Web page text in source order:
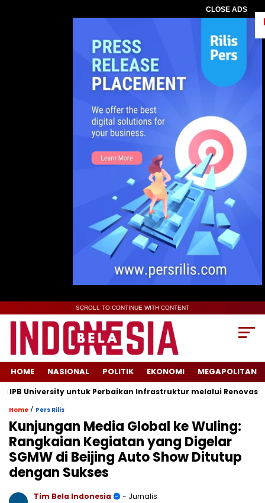
CLOSE ADS
SCROLL TO CONTINUE WITH CONTENT
HOME NASIONAL POLITIK EKONOMI MEGAPOLITAN
University untuk Perbaikan Infrastruktur melalui Renovasi
Home / Pers Rilis
Kunjungan Media Global ke Wuling:
Rangkaian Kegiatan yang Digelar
SGMW di Beijing Auto Show Ditutup
dengan Sukses
Tim Bela Indonesia
- Jurnalis